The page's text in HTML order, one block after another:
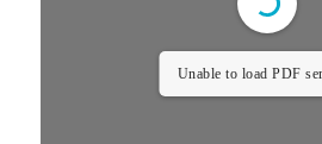
Unable to load PDF